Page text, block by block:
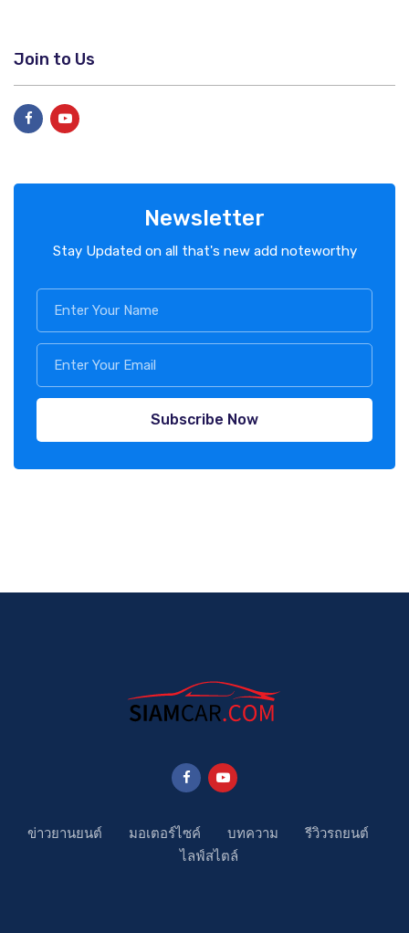
Join to Us
Newsletter
Stay Updated on all that's new add noteworthy
Subscribe Now
ข่าวยานยนต์ มอเตอร์ไซค์ บทความ
รีวิวรถยนต์
ไลฟ์สไตล์